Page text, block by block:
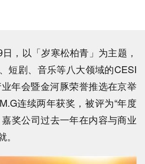
，以「岁寒松柏青」为主题，
短剧、音乐等八大领域的CESI
年会暨金河豚荣誉推选在京举
连续两年获奖，被评为“年度
奖公司过去一年在内容与商业